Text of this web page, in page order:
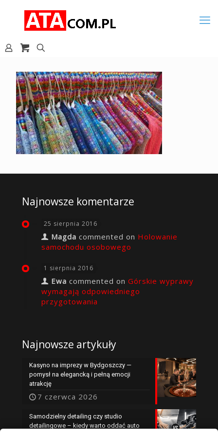
Najnowsze komentarze
25 sierpnia 2016
Magda commented on Holowanie
samochodu osobowego
1 sierpnia 2016
Ewa commented on Górskie wyprawy
wymagają odpowiedniego
przygotowania
Najnowsze artykuły
Kasyno na imprezy w Bydgoszczy —
pomysł na elegancką i pełną emocji
atrakcję
7 czerwca 2026
Samodzielny detailing czy studio
detailingowe – kiedy warto oddać auto